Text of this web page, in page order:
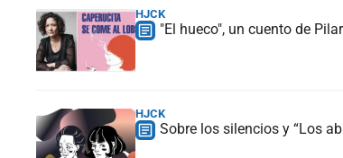
HJCK
"El hueco", un cuento de
HJCK
Sobre los silencios y “Los